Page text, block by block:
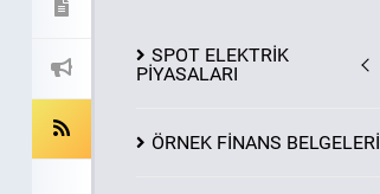
SPOT ELEKTRİK
PİYASALARI
ÖRNEK FİNANS BELGELERİ